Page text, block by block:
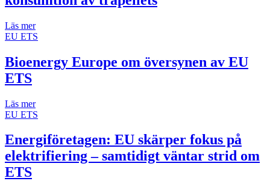
Läs mer
EU ETS
Bioenergy Europe om översynen av EU
ETS
Läs mer
EU ETS
Energiföretagen: EU skärper fokus på
elektrifiering – samtidigt väntar strid om
ETS